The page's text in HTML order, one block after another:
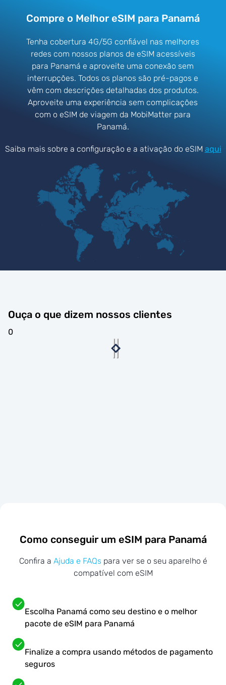
Compre o Melhor eSIM para Panamá
Tenha cobertura 4G/5G confiável nas melhores
redes com nossos planos de eSIM acessíveis
para Panamá e aproveite uma conexão sem
interrupções. Todos os planos são pré-pagos e
vêm com descrições detalhadas dos produtos.
Aproveite uma experiência sem complicações
com o eSIM de viagem da MobiMatter para
Panamá.
Saiba mais sobre a configuração e a ativação do eSIM aqui
Ouça o que dizem nossos clientes
0
Como conseguir um eSIM para Panamá
Confira a Ajuda e FAQs para ver se o seu aparelho é
compatível com eSIM
Escolha Panamá como seu destino e o melhor
pacote de eSIM para Panamá
Finalize a compra usando métodos de pagamento
seguros